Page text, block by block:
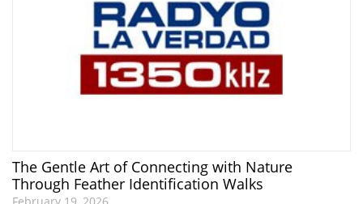
The Gentle Art of Connecting with Nature
Through Feather Identification Walks